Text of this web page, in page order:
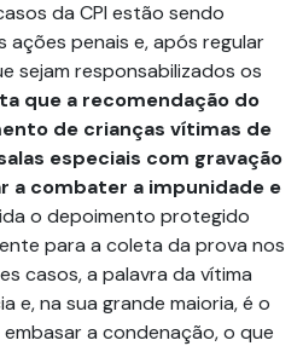
da CPI estão sendo
penais e, após regular
sejam responsabilizados os
que a recomendação do
de crianças vítimas de
especiais com gravação
a combater a impunidade e
o depoimento protegido
para a coleta da prova nos
casos, a palavra da vítima
e, na sua grande maioria, é o
a condenação, o que